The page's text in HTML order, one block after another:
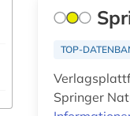
TOP-
Springer